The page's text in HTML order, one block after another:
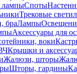
лампыСпоты
Трековые
браЛампы
Аксессуары для
воки
Крышки и
Жалюзи, шторы
Шторы, гардины